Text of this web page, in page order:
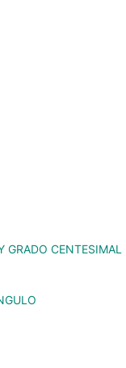
GRADO CENTESIMAL